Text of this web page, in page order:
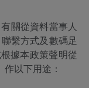
關從資料當事人
繫方式及數碼足
據本政策聲明從
以下用途：